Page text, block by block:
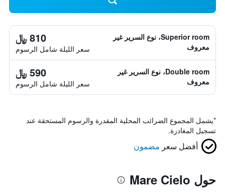
Superior room، نوع السرير غير
معروف
810 ﷼
سعر الليلة شامل الرسوم
Double room، نوع السرير غير
معروف
590 ﷼
سعر الليلة شامل الرسوم
*يشمل المجموع الضرائب المحلية المقدرة والرسوم المستحقة عند
تسجيل المغادرة.
أفضل سعر مضمون
حول Mare Cielo